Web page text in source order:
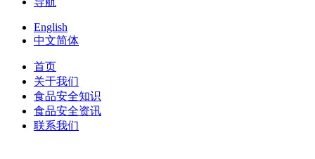
English
中文简体
首页
关于我们
食品安全知识
食品安全资讯
联系我们